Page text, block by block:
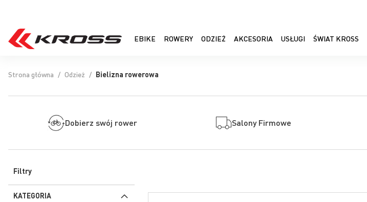
EBIKE ROWERY ODZIEŻ AKCESORIA USŁUGI ŚWIAT KROSS
Strona główna Odzież Bielizna rowerowa
Dobierz swój rower Salony Firmowe
Filtry
KATEGORIA